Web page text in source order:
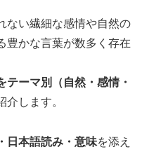
ない繊細な感情や自然の
豊かな言葉が数多く存在
テーマ別（自然・感情・
介します。
日本語読み・意味を添え